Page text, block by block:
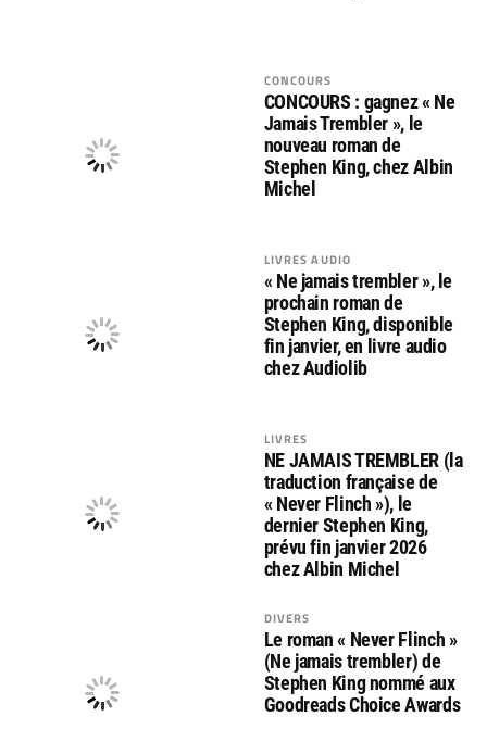
CONCOURS
CONCOURS : gagnez « Ne
Jamais Trembler », le
nouveau roman de
Stephen King, chez Albin
Michel
LIVRES AUDIO
« Ne jamais trembler », le
prochain roman de
Stephen King, disponible
fin janvier, en livre audio
chez Audiolib
LIVRES
NE JAMAIS TREMBLER (la
traduction française de
« Never Flinch »), le
dernier Stephen King,
prévu fin janvier 2026
chez Albin Michel
DIVERS
Le roman « Never Flinch »
(Ne jamais trembler) de
Stephen King nommé aux
Goodreads Choice Awards